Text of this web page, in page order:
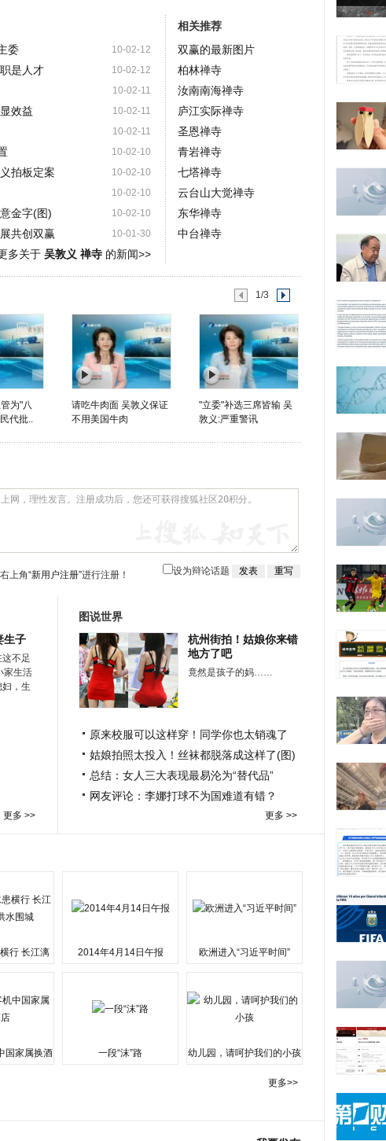
10-02-12
委
10-02-12
是人才
10-02-11
10-02-11
效益
10-02-11
10-02-10
10-02-10
拍板定案
10-02-10
10-02-10
金字(图)
10-01-30
共创双赢
多关于 吴敦义 禅寺的新闻>>
相关推荐
双赢的最新图片
柏林禅寺
汝南南海禅寺
庐江实际禅寺
圣恩禅寺
青岩禅寺
七塔禅寺
云台山大觉禅寺
东华禅寺
中台禅寺
1/3
为"八
代批..
请吃牛肉面 吴敦义保证
不用美国牛肉
"立委"补选三席皆输 吴
敦义:严重警讯
上角“新用户注册”进行注册！ 设为辩论话题
生子
不足
家生活
，生
更多 >>
图说世界
杭州街拍！姑娘你来错
地方了吧
竟然是孩子的妈……
原来校服可以这样穿！同学你也太销魂了
姑娘拍照太投入！丝袜都脱落成这样了(图)
总结：女人三大表现最易沦为“替代品”
网友评论：李娜打球不为国难道有错？
更多 >>
行 长江漓
2014年4月14日午报 欧洲进入“习近平时间”
国家属换酒
一段“沫”路 幼儿园，请呵护我们的小孩
更多>>